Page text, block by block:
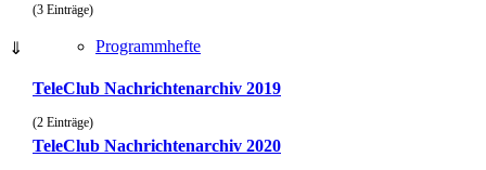
Programmhefte
(3 Einträge)
⇓
TeleClub Nachrichtenarchiv 2019
(2 Einträge)
TeleClub Nachrichtenarchiv 2020